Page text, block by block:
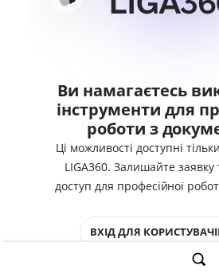
Ви намагаєтесь
інструменти для
роботи з
Ці можливості доступні
LIGA360. Залишайте
доступ для професійної
ВХІД ДЛЯ
ХОЧУ СПРОБУВАТИ LIGA360